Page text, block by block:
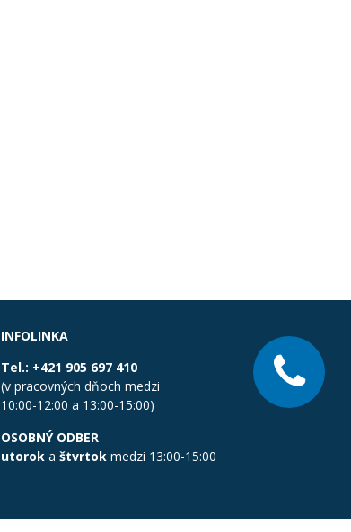
INFOLINKA
Tel.: +421 905 697 410
(v pracovných dňoch medzi
10:00-12:00 a 13:00-15:00)
OSOBNÝ ODBER
utorok a štvrtok medzi 13:00-15:00